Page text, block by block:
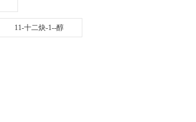
11-十二炔-1--醇